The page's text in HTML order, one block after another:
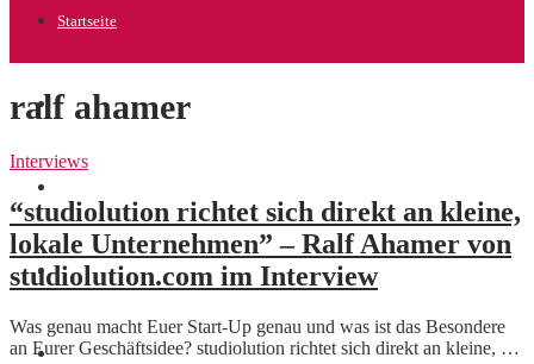
Startseite
Allgemein
News
Finanzen
ralf ahamer
Interviews
“studiolution richtet sich direkt an kleine,
lokale Unternehmen” – Ralf Ahamer von
studiolution.com im Interview
Was genau macht Euer Start-Up genau und was ist das Besondere
an Eurer Geschäftsidee? studiolution richtet sich direkt an kleine, …